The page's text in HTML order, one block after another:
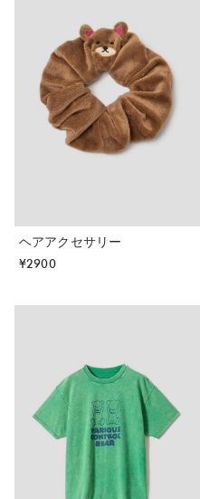
ヘアアクセサリー
¥2900